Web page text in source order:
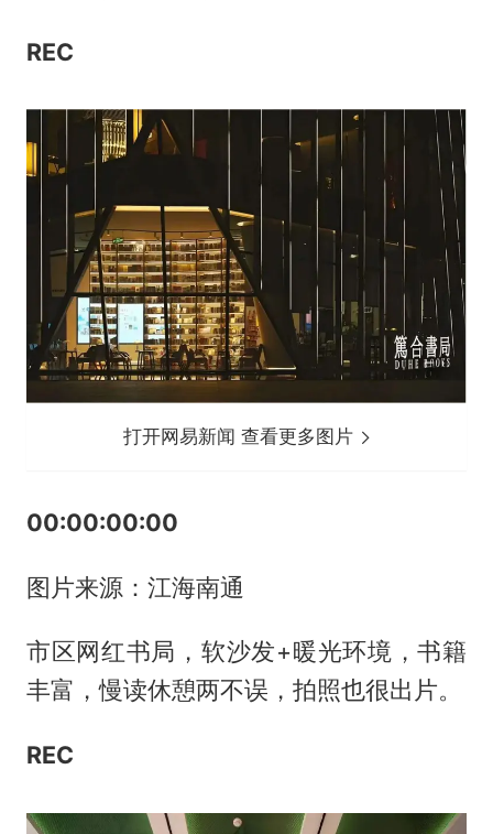
REC
打开网易新闻 查看更多图片
00:00:00:00
图片来源：江海南通
市区网红书局，软沙发+暖光环境，书籍
丰富，慢读休憩两不误，拍照也很出片。
REC